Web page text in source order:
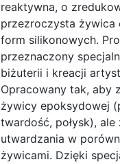
reaktywna, o
przezroczysta żywica
form silikonowych.
przeznaczony
biżuterii i kreacji
Opracowany tak, aby
żywicy epoksydowej
twardość, połysk),
utwardzania w
żywicami. Dzięki